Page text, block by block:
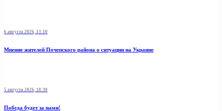
6 августа 2026, 13:10
Мнение жителей Почепского района о ситуации на Украине
5 августа 2026, 18:30
Победа будет за нами!